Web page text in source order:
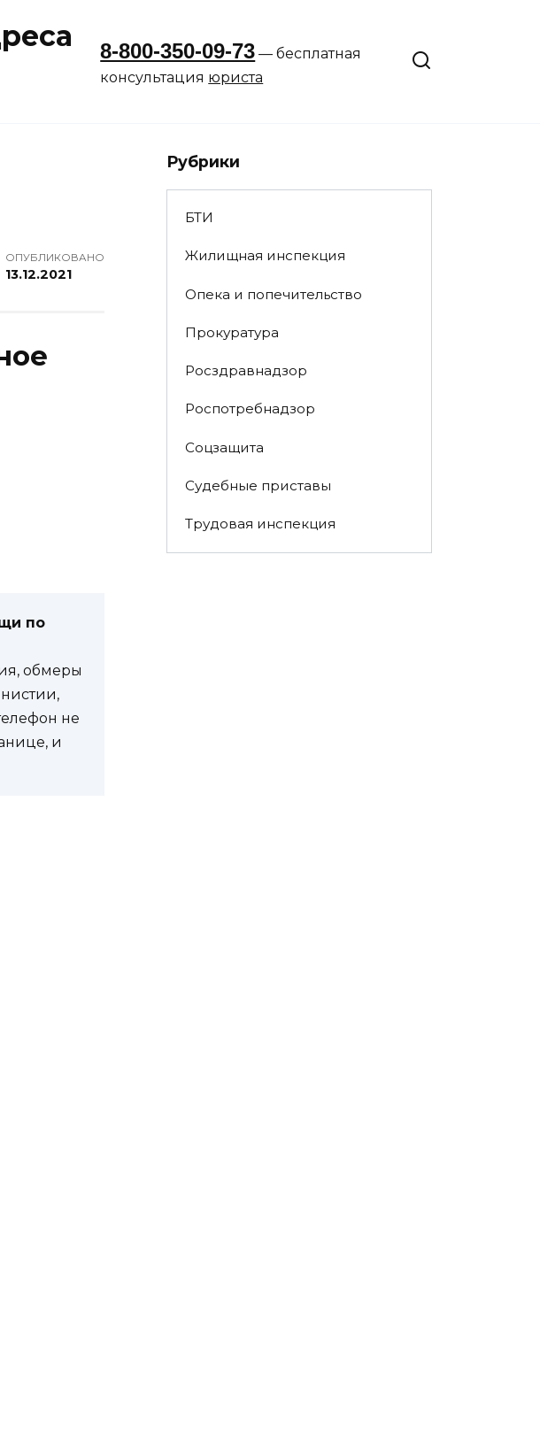
8-800-350-09-73 — бесплатная
консультация юриста
ОПУБЛИКОВАНО
13.12.2021
по
обмеры
не
и
Рубрики
БТИ
Жилищная инспекция
Опека и попечительство
Прокуратура
Росздравнадзор
Роспотребнадзор
Соцзащита
Судебные приставы
Трудовая инспекция